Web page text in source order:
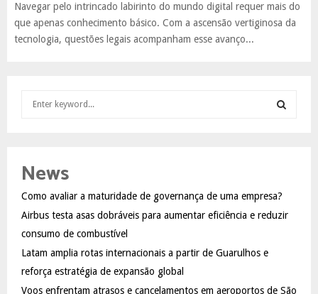
Navegar pelo intrincado labirinto do mundo digital requer mais do
que apenas conhecimento básico. Com a ascensão vertiginosa da
tecnologia, questões legais acompanham esse avanço...
h
o
r
:
R
News
Como avaliar a maturidade de governança de uma empresa?
Airbus testa asas dobráveis para aumentar eficiência e reduzir
consumo de combustível
Latam amplia rotas internacionais a partir de Guarulhos e
reforça estratégia de expansão global
Voos enfrentam atrasos e cancelamentos em aeroportos de São